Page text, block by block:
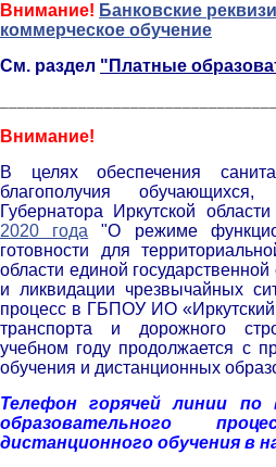
Внимание! Банковские
коммерческое обучение
См. раздел "Платные
Внимание!
В целях обеспечения
благополучия
Губернатора Иркутской области
2020 года "О режиме
готовности для
области единой
и ликвидации чрезвычайных
процесс в ГБПОУ ИО
транспорта и дорожного
учебном году продолжается с
обучения и дистанционных
Телефон горячей линии по
образовательного
дистанционного обучения в